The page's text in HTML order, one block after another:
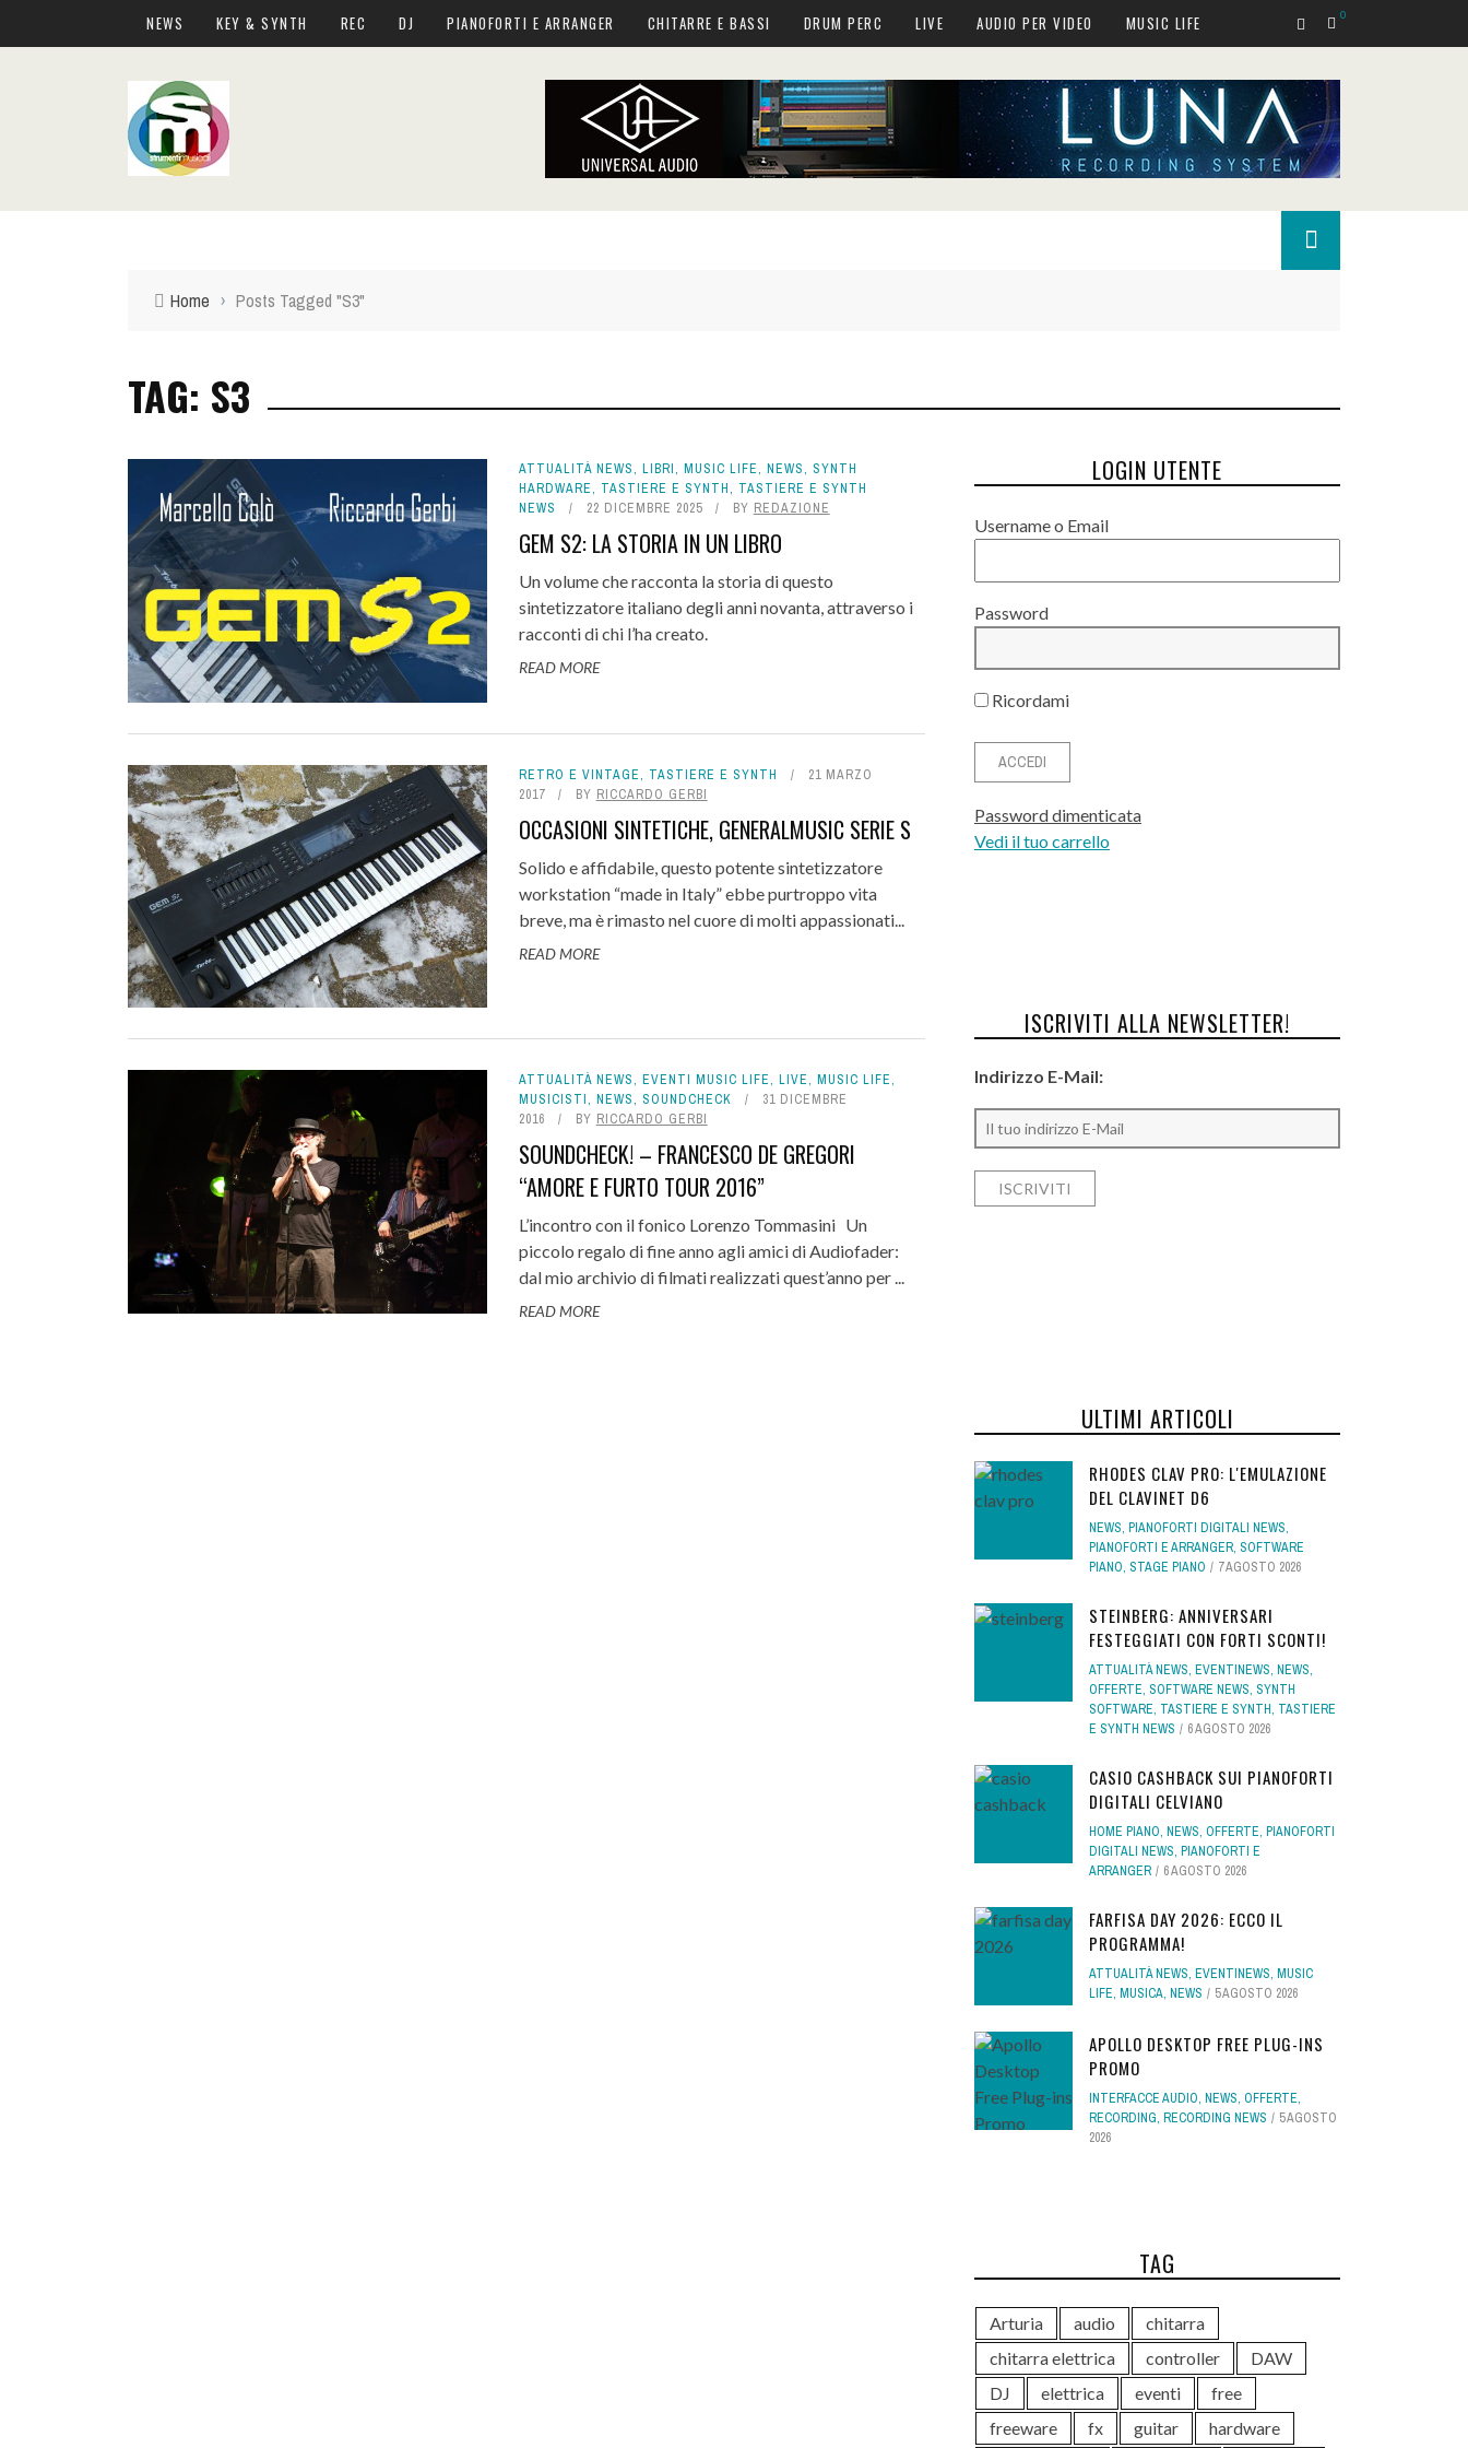
NEWS KEY & SYNTH REC DJ PIANOFORTI E ARRANGER CHITARRE E BASSI DRUM PERC LIVE AUDIO PER VIDEO MUSIC LIFE 0
Home › Posts Tagged "S3"
TAG: S3
ATTUALITÀ NEWS, LIBRI, MUSIC LIFE, NEWS, SYNTH
HARDWARE, TASTIERE E SYNTH, TASTIERE E SYNTH
NEWS
22 DICEMBRE 2025 BY REDAZIONE
GEM S2: LA STORIA IN UN LIBRO
Un volume che racconta la storia di questo
sintetizzatore italiano degli anni novanta, attraverso i
racconti di chi l’ha creato.
READ MORE
RETRO E VINTAGE, TASTIERE E SYNTH
21 MARZO
2017
BY RICCARDO GERBI
OCCASIONI SINTETICHE, GENERALMUSIC SERIE S
Solido e affidabile, questo potente sintetizzatore
workstation “made in Italy” ebbe purtroppo vita
breve, ma è rimasto nel cuore di molti appassionati...
READ MORE
ATTUALITÀ NEWS, EVENTI MUSIC LIFE, LIVE, MUSIC LIFE,
MUSICISTI, NEWS, SOUNDCHECK
31 DICEMBRE
2016
BY RICCARDO GERBI
SOUNDCHECK! – FRANCESCO DE GREGORI
“AMORE E FURTO TOUR 2016”
L’incontro con il fonico Lorenzo Tommasini Un
piccolo regalo di fine anno agli amici di Audiofader:
dal mio archivio di filmati realizzati quest’anno per ...
READ MORE
LOGIN UTENTE
Username o Email
Password
Ricordami
Password dimenticata
Vedi il tuo carrello
ISCRIVITI ALLA NEWSLETTER!
Indirizzo E-Mail:
ULTIMI ARTICOLI
RHODES CLAV PRO: L'EMULAZIONE
DEL CLAVINET D6
NEWS, PIANOFORTI DIGITALI NEWS,
PIANOFORTI E ARRANGER, SOFTWARE
PIANO, STAGE PIANO 7 AGOSTO 2026
STEINBERG: ANNIVERSARI
FESTEGGIATI CON FORTI SCONTI!
ATTUALITÀ NEWS, EVENTINEWS, NEWS,
OFFERTE, SOFTWARE NEWS, SYNTH
SOFTWARE, TASTIERE E SYNTH, TASTIERE
E SYNTH NEWS
6 AGOSTO 2026
CASIO CASHBACK SUI PIANOFORTI
DIGITALI CELVIANO
HOME PIANO, NEWS, OFFERTE, PIANOFORTI
DIGITALI NEWS, PIANOFORTI E
ARRANGER
6 AGOSTO 2026
FARFISA DAY 2026: ECCO IL
PROGRAMMA!
ATTUALITÀ NEWS, EVENTINEWS, MUSIC
LIFE, MUSICA, NEWS 5 AGOSTO 2026
APOLLO DESKTOP FREE PLUG-INS
PROMO
INTERFACCE AUDIO, NEWS, OFFERTE,
RECORDING, RECORDING NEWS
5 AGOSTO
2026
TAG
Arturia audio
chitarra
chitarra elettrica
controller
DAW
DJ
elettrica eventi
free
freeware
fx guitar
hardware